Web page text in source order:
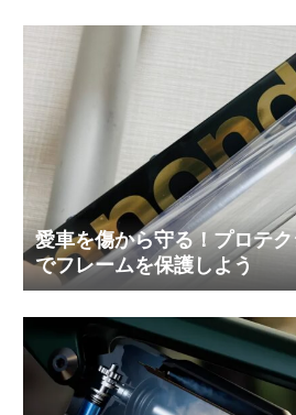
愛車を傷から守る！プロテ
でフレームを保護しよう